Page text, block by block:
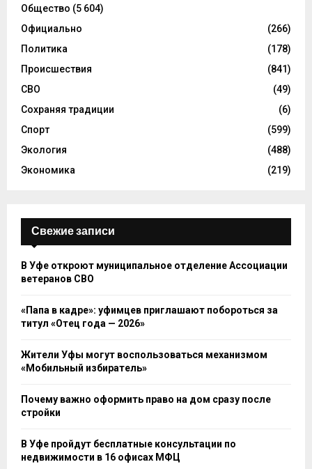
Общество (5 604)
Официально
(266)
Политика
(178)
Происшествия
(841)
СВО
(49)
Сохраняя традиции
(6)
Спорт
(599)
Экология
(488)
Экономика
(219)
Свежие записи
В Уфе откроют муниципальное отделение Ассоциации
ветеранов СВО
«Папа в кадре»: уфимцев приглашают побороться за
титул «Отец года — 2026»
Жители Уфы могут воспользоваться механизмом
«Мобильный избиратель»
Почему важно оформить право на дом сразу после
стройки
В Уфе пройдут бесплатные консультации по
недвижимости в 16 офисах МФЦ